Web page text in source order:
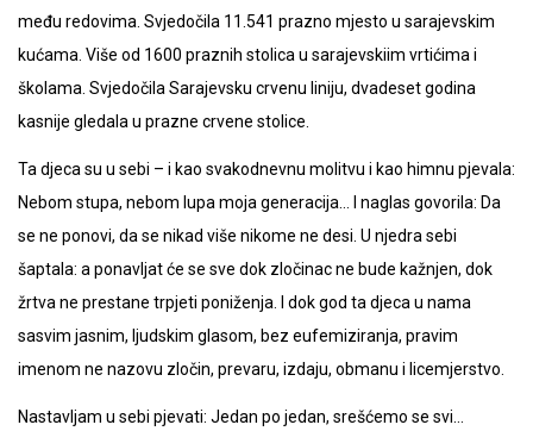
među redovima. Svjedočila 11.541 prazno mjesto u sarajevskim
kućama. Više od 1600 praznih stolica u sarajevskiim vrtićima i
školama. Svjedočila Sarajevsku crvenu liniju, dvadeset godina
kasnije gledala u prazne crvene stolice.
Ta djeca su u sebi – i kao svakodnevnu molitvu i kao himnu pjevala:
Nebom stupa, nebom lupa moja generacija… I naglas govorila: Da
se ne ponovi, da se nikad više nikome ne desi. U njedra sebi
šaptala: a ponavljat će se sve dok zločinac ne bude kažnjen, dok
žrtva ne prestane trpjeti poniženja. I dok god ta djeca u nama
sasvim jasnim, ljudskim glasom, bez eufemiziranja, pravim
imenom ne nazovu zločin, prevaru, izdaju, obmanu i licemjerstvo.
Nastavljam u sebi pjevati: Jedan po jedan, srešćemo se svi…